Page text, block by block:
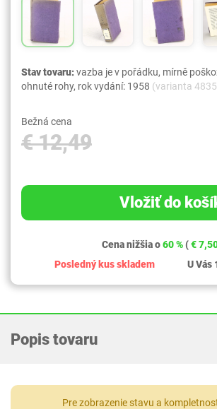
Stav tovaru:vazba je v pořádku, mírně
ohnuté rohy, rok vydání: 1958 (varianta
Bežná cena
€ 12,49
Vložiť do
Cena nižšia o60 % (€
Posledný kus skladem
U Vás
Popis tovaru
Pre zobrazenie stavu a